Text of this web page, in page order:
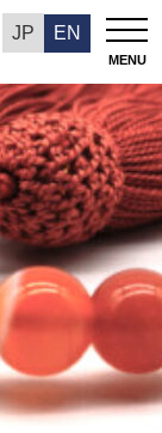
JP EN
MENU